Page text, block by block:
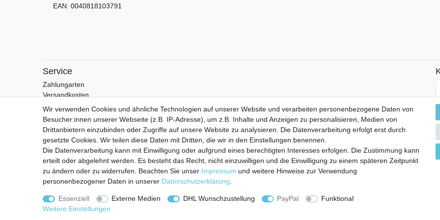
EAN: 0040818103791
Wir verwenden Cookies und ähnliche Technologien auf unserer Website und verarbeiten personenbezogene Daten von
Besucher:innen unserer Webseite (z.B. IP-Adresse), um z.B. Inhalte und Anzeigen zu personalisieren, Medien von
Drittanbietern einzubinden oder Zugriffe auf unsere Website zu analysieren. Die Datenverarbeitung erfolgt erst durch
gesetzte Cookies. Wir teilen diese Daten mit Dritten, die wir in den Einstellungen benennen.
Die Datenverarbeitung kann mit Einwilligung oder aufgrund eines berechtigten Interesses erfolgen. Die Zustimmung kann
erteilt oder abgelehnt werden. Es besteht das Recht, nicht einzuwilligen und die Einwilligung zu einem späteren Zeitpunkt
zu ändern oder zu widerrufen. Beachten Sie unser Impressum und weitere Hinweise zur Verwendung
personenbezogener Daten in unserer Daten­schutz­erklärung
Essenziell Externe Medien DHL Wunschzustellung PayPal
Funktional
Weitere Einstellungen
Service
Zahlungarten
Versandkosten
Batterierücknahmeverordnung
Impressum Daten­schutz­erklärung AGB Widerrufs­recht